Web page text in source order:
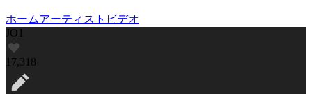
ホームアーティスト ビデオ
JO1
17,318